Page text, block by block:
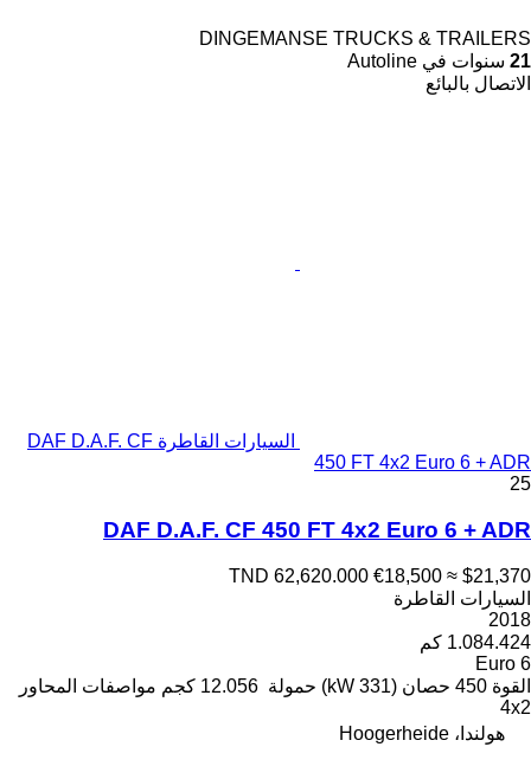
DINGEMANSE TRUCKS & TRAILERS
21 سنوات في Autoline
الاتصال بالبائع
السيارات القاطرة DAF D.A.F. CF
450 FT 4x2 Euro 6 + ADR
25
DAF D.A.F. CF 450 FT 4x2 Euro 6 + ADR
TND 62,620.000 €18,500 ≈ $21,370
السيارات القاطرة
2018
1.084.424 كم
Euro 6
القوة 450 حصان (331 kW) حمولة 12.056 كجم
مواصفات المحاور
4x2
هولندا، Hoogerheide